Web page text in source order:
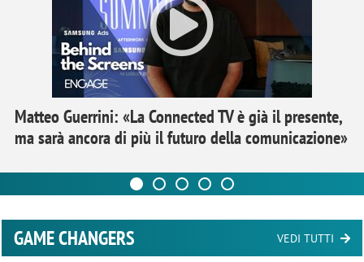
Matteo Guerrini: «La Connected TV è già il presente,
ma sarà ancora di più il futuro della comunicazione»
GAME CHANGERS VEDI TUTTI